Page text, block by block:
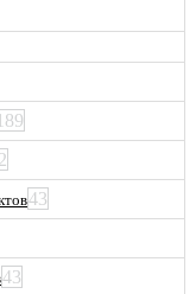
43
43